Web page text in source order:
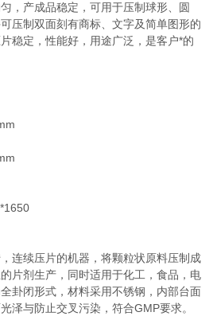
，产成品稳定，可用于压制球形、圆
压制双面刻有商标、文字及简单图形的
稳定，性能好，用途广泛，是客户*的
连续压片的机器，将颗粒状原料压制成
片剂生产，同时适用于化工，食品，电
卦闭形式，材料采用不锈钢，内部台面
泽与防止交叉污染，符合GMP要求。